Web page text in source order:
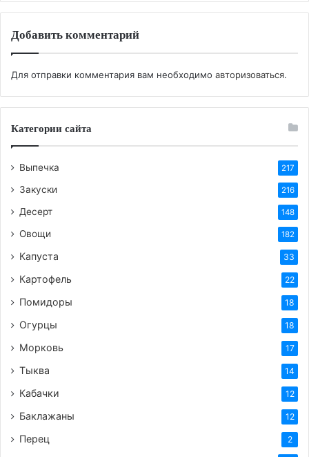
20 г муки или кукурузного крахмала
Ванильный экстракт (по вкусу)
50 г сливочного масла (мягкого)
Приготовление крема:
В кастрюле смешайте молоко, яичные желтки,
постоянно помешивая, доведите до кипения.
Варите крем до загустения, около 2-3 минут.
Снимите крем с огня, добавьте ванильный
экстракт и мягкое сливочное масло.
крем пищевой пленкой в контакт и дайте ему
остыть до комнатной температуры.
Разогрейте духовку до 180°C.
Достаньте тесто из холодильника и раскатайте
его на присыпанной мукой поверхности.
Добавить комментарий
Для отправки комментария вам необходимо авторизоваться.
Категории сайта
Выпечка 217
Закуски 216
Десерт 148
Овощи 182
Капуста 33
Картофель 22
Помидоры 18
Огурцы 18
Морковь 17
Тыква 14
Кабачки 12
Баклажаны 12
Перец 2